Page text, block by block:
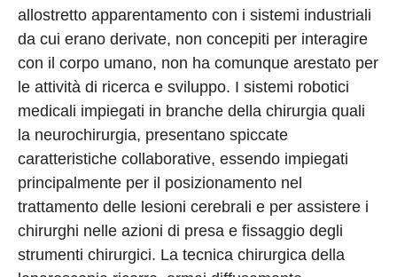
allostretto apparentamento con i sistemi industriali
da cui erano derivate, non concepiti per interagire
con il corpo umano, non ha comunque arestato per
le attività di ricerca e sviluppo. I sistemi robotici
medicali impiegati in branche della chirurgia quali
la neurochirurgia, presentano spiccate
caratteristiche collaborative, essendo impiegati
principalmente per il posizionamento nel
trattamento delle lesioni cerebrali e per assistere i
chirurghi nelle azioni di presa e fissaggio degli
strumenti chirurgici. La tecnica chirurgica della